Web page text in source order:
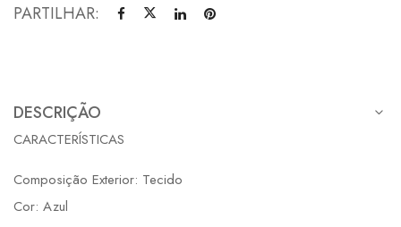
PARTILHAR:
DESCRIÇÃO
CARACTERÍSTICAS
Composição Exterior: Tecido
Cor: Azul